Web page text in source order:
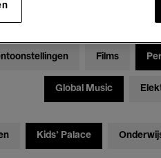
Films
Global Music
Kids’ Palace